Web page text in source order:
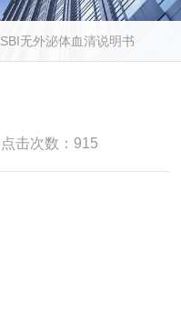
SBI无外泌体血清说明书
点击次数：915